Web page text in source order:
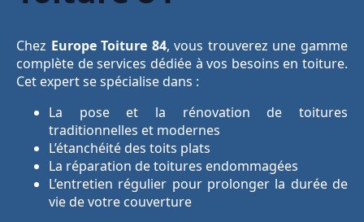
Chez Europe Toiture 84, vous trouverez une gamme
complète de services dédiée à vos besoins en toiture.
Cet expert se spécialise dans :
La pose et la rénovation de toitures
traditionnelles et modernes
L’étanchéité des toits plats
La réparation de toitures endommagées
L’entretien régulier pour prolonger la durée de
vie de votre couverture